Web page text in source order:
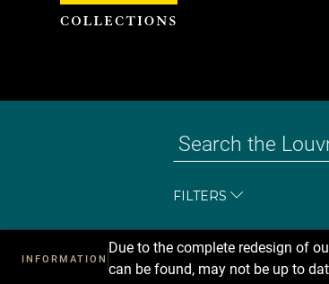
FILTERS
INFORMATION
Due to the complete redesign of
can be found, may not be up to
Cookies management panel